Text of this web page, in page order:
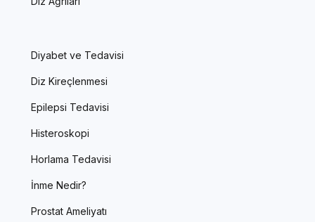
Diyabet ve Tedavisi
Diz Kireçlenmesi
Epilepsi Tedavisi
Histeroskopi
Horlama Tedavisi
İnme Nedir?
Prostat Ameliyatı